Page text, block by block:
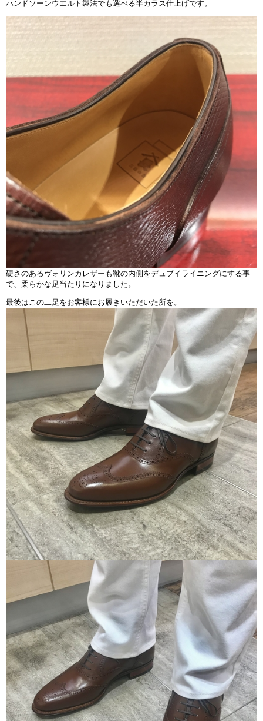
ハンドソーンウエルト製法でも選べる半カラス仕上げです。
硬さのあるヴォリンカレザーも靴の内側をデュプイライニングにする事
で、柔らかな足当たりになりました。
最後はこの二足をお客様にお履きいただいた所を。